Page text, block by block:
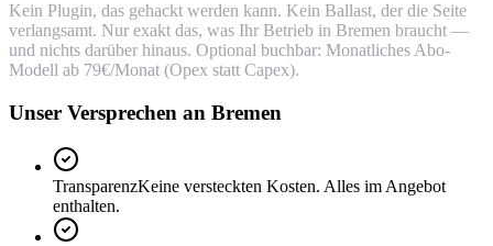
Kein Plugin, das gehackt werden kann. Kein Ballast, der die Seite
verlangsamt. Nur exakt das, was Ihr Betrieb in Bremen braucht —
und nichts darüber hinaus. Optional buchbar: Monatliches Abo-
Modell ab 79€/Monat (Opex statt Capex).
Unser Versprechen an Bremen
TransparenzKeine versteckten Kosten. Alles im Angebot
enthalten.